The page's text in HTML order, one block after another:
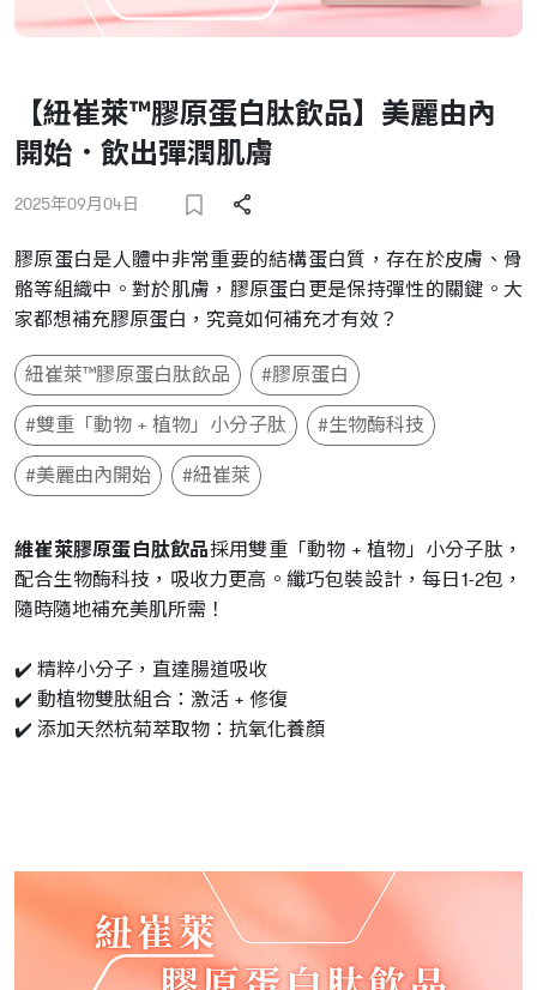
【紐崔萊™膠原蛋白肽飲品】美麗由內
開始．飲出彈潤肌膚
2025年09月04日
膠原蛋白是人體中非常重要的結構蛋白質，存在於皮膚、骨
骼等組織中。對於肌膚，膠原蛋白更是保持彈性的關鍵。大
家都想補充膠原蛋白，究竟如何補充才有效？
紐崔萊™膠原蛋白肽飲品
#膠原蛋白
#雙重「動物 + 植物」小分子肽
#生物酶科技
#美麗由內開始
#紐崔萊
維崔萊膠原蛋白肽飲品採用雙重「動物 + 植物」小分子肽，
配合生物酶科技，吸收力更高。纖巧包裝設計，每日1-2包，
隨時隨地補充美肌所需！
✔️ 精粹小分子，直達腸道吸收
✔️ 動植物雙肽組合：激活 + 修復
✔️ 添加天然杭菊萃取物：抗氧化養顏